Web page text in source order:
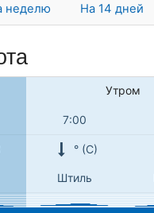
неделю На 14 дней
Утром
7:00
° (С)
Штиль